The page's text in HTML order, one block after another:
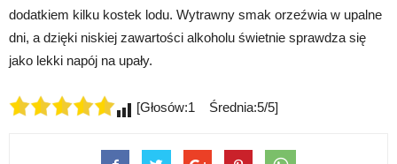
dodatkiem kilku kostek lodu. Wytrawny smak orzeźwia w upalne
dni, a dzięki niskiej zawartości alkoholu świetnie sprawdza się
jako lekki napój na upały.
[Głosów:1 Średnia:5/5]